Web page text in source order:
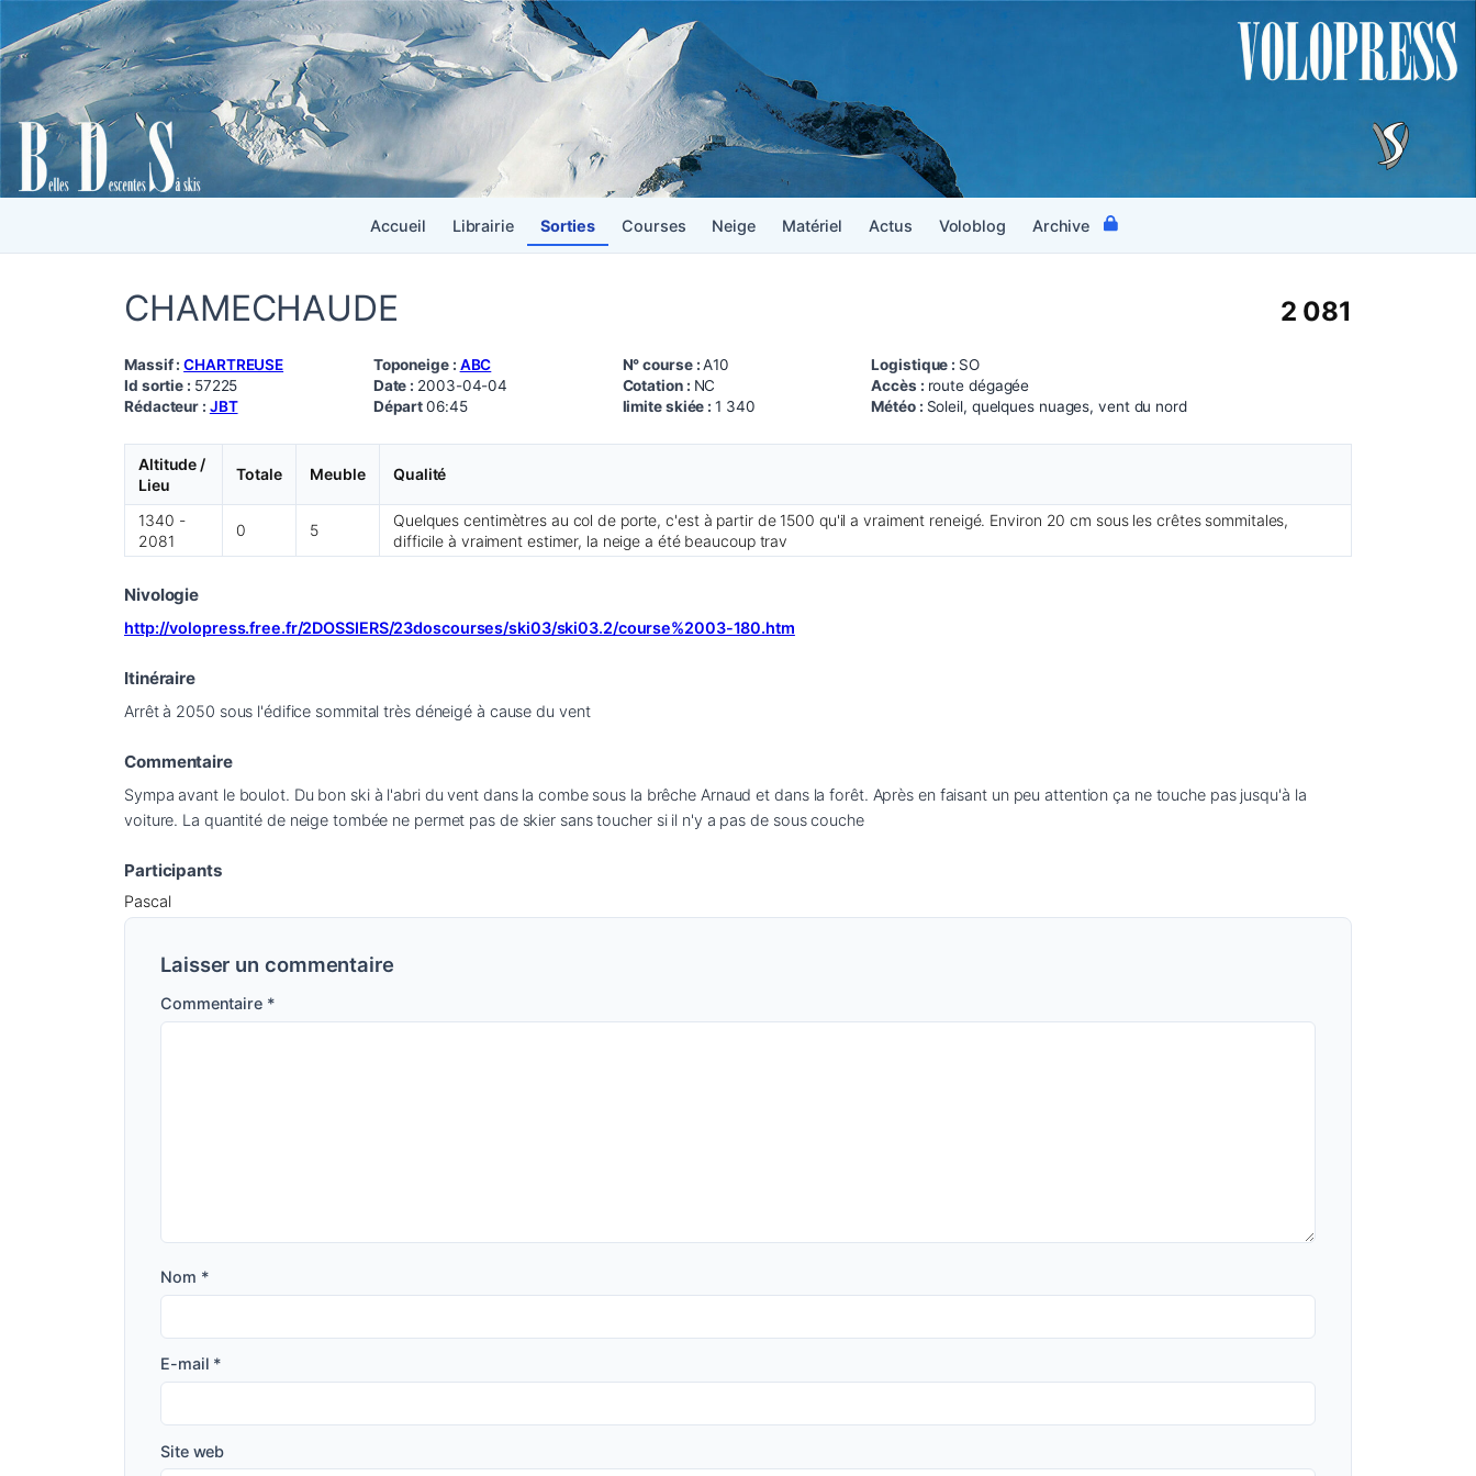
Accueil Librairie Sorties Courses Neige Matériel Actus Voloblog Archive
CHAMECHAUDE 2 081
Massif :CHARTREUSE
Id sortie : 57225
Rédacteur : JBT
Toponeige : ABC
Date : 2003-04-04
Départ06:45
N° course :A10
Cotation : NC
limite skiée :1 340
Logistique : SO
Accès : route dégagée
Météo : Soleil, quelques nuages, vent du nord
Altitude /
Lieu
Totale Meuble Qualité
1340 -
2081
0 5
Quelques centimètres au col de porte, c'est à partir de 1500 qu'il a vraiment reneigé. Environ 20 cm sous les crêtes sommitales,
difficile à vraiment estimer, la neige a été beaucoup trav
Nivologie
http://volopress.free.fr/2DOSSIERS/23doscourses/ski03/ski03.2/course%2003-180.htm
Itinéraire
Arrêt à 2050 sous l'édifice sommital très déneigé à cause du vent
Commentaire
Sympa avant le boulot. Du bon ski à l'abri du vent dans la combe sous la brêche Arnaud et dans la forêt. Après en faisant un peu attention ça ne touche pas jusqu'à la
voiture. La quantité de neige tombée ne permet pas de skier sans toucher si il n'y a pas de sous couche
Participants
Pascal
Laisser un commentaire
Commentaire *
Nom *
E-mail *
Site web